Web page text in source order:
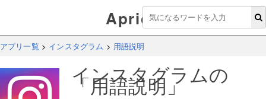
Aprico
アプリ一覧 > インスタグラム > 用語説明
インスタグラムの
「用語説明 」